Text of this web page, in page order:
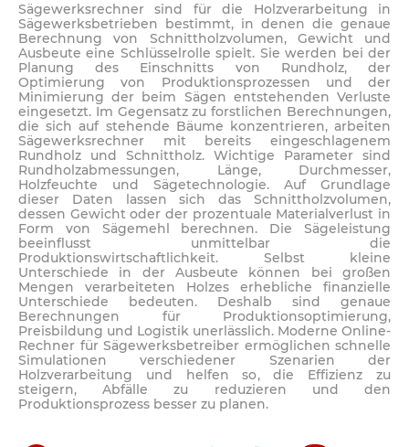
Sägewerksrechner sind für die Holzverarbeitung in
Sägewerksbetrieben bestimmt, in denen die genaue
Berechnung von Schnittholzvolumen, Gewicht und
Ausbeute eine Schlüsselrolle spielt. Sie werden bei der
Planung des Einschnitts von Rundholz, der
Optimierung von Produktionsprozessen und der
Minimierung der beim Sägen entstehenden Verluste
eingesetzt. Im Gegensatz zu forstlichen Berechnungen,
die sich auf stehende Bäume konzentrieren, arbeiten
Sägewerksrechner mit bereits eingeschlagenem
Rundholz und Schnittholz. Wichtige Parameter sind
Rundholzabmessungen, Länge, Durchmesser,
Holzfeuchte und Sägetechnologie. Auf Grundlage
dieser Daten lassen sich das Schnittholzvolumen,
dessen Gewicht oder der prozentuale Materialverlust in
Form von Sägemehl berechnen. Die Sägeleistung
beeinflusst unmittelbar die
Produktionswirtschaftlichkeit. Selbst kleine
Unterschiede in der Ausbeute können bei großen
Mengen verarbeiteten Holzes erhebliche finanzielle
Unterschiede bedeuten. Deshalb sind genaue
Berechnungen für Produktionsoptimierung,
Preisbildung und Logistik unerlässlich. Moderne Online-
Rechner für Sägewerksbetreiber ermöglichen schnelle
Simulationen verschiedener Szenarien der
Holzverarbeitung und helfen so, die Effizienz zu
steigern, Abfälle zu reduzieren und den
Produktionsprozess besser zu planen.